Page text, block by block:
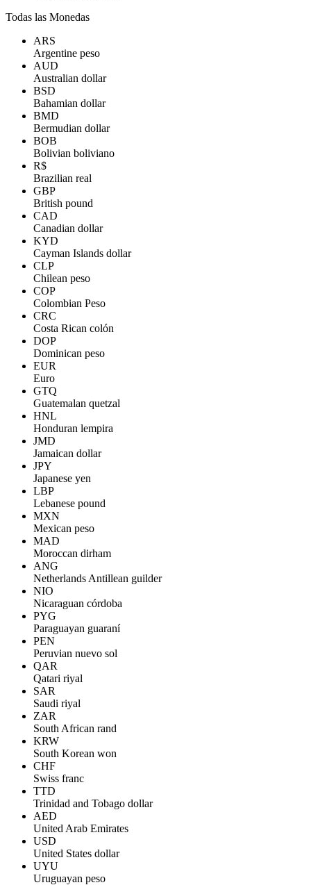
Todas las Monedas
ARS
Argentine peso
AUD
Australian dollar
BSD
Bahamian dollar
BMD
Bermudian dollar
BOB
Bolivian boliviano
R$
Brazilian real
GBP
British pound
CAD
Canadian dollar
KYD
Cayman Islands dollar
CLP
Chilean peso
COP
Colombian Peso
CRC
Costa Rican colón
DOP
Dominican peso
EUR
Euro
GTQ
Guatemalan quetzal
HNL
Honduran lempira
JMD
Jamaican dollar
JPY
Japanese yen
LBP
Lebanese pound
MXN
Mexican peso
MAD
Moroccan dirham
ANG
Netherlands Antillean guilder
NIO
Nicaraguan córdoba
PYG
Paraguayan guaraní
PEN
Peruvian nuevo sol
QAR
Qatari riyal
SAR
Saudi riyal
ZAR
South African rand
KRW
South Korean won
CHF
Swiss franc
TTD
Trinidad and Tobago dollar
AED
United Arab Emirates
USD
United States dollar
UYU
Uruguayan peso